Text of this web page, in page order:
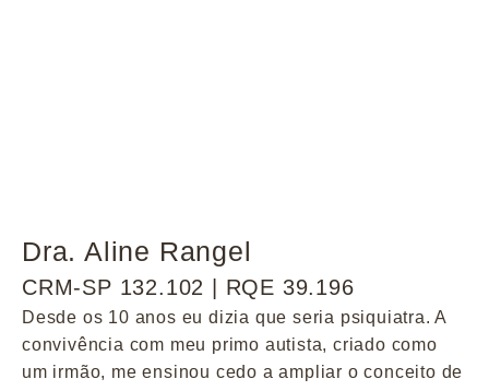
Dra. Aline Rangel
CRM-SP 132.102 | RQE 39.196
Desde os 10 anos eu dizia que seria psiquiatra. A
convivência com meu primo autista, criado como
um irmão, me ensinou cedo a ampliar o conceito de